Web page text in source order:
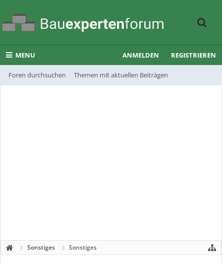
MENU
Foren durchsuchen Themen mit aktuellen Beiträgen
ANMELDEN REGISTRIEREN
Sonstiges Sonstiges